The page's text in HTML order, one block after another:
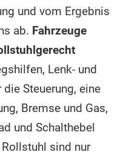
und vom Ergebnis
ab. Fahrzeuge
Lenk- und
Steuerung, eine
Bremse und Gas,
und Schalthebel
sind nur